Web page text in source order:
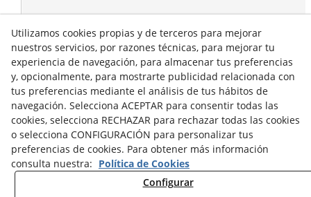
Utilizamos cookies propias y de terceros para mejorar
nuestros servicios, por razones técnicas, para mejorar tu
experiencia de navegación, para almacenar tus preferencias
y, opcionalmente, para mostrarte publicidad relacionada con
tus preferencias mediante el análisis de tus hábitos de
navegación. Selecciona ACEPTAR para consentir todas las
cookies, selecciona RECHAZAR para rechazar todas las cookies
o selecciona CONFIGURACIÓN para personalizar tus
preferencias de cookies. Para obtener más información
consulta nuestra: Política de Cookies
Configurar